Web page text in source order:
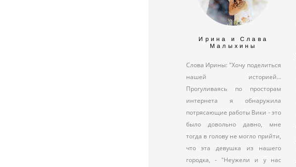
Ирина и Слава
Малыхины
Слова Ирины: "Хочу поделиться
нашей историей...
Прогуливаясь по просторам
интернета я обнаружила
потрясающие работы Вики - это
было довольно давно, мне
тогда в голову не могло прийти,
что эта девушка из нашего
городка, - "Неужели и у нас